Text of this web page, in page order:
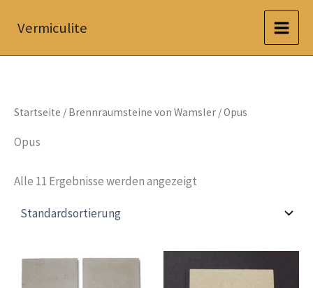
InhaltVermiculite
Startseite / Brennraumsteine von Wamsler / Opus
Opus
Alle 11 Ergebnisse werden angezeigt